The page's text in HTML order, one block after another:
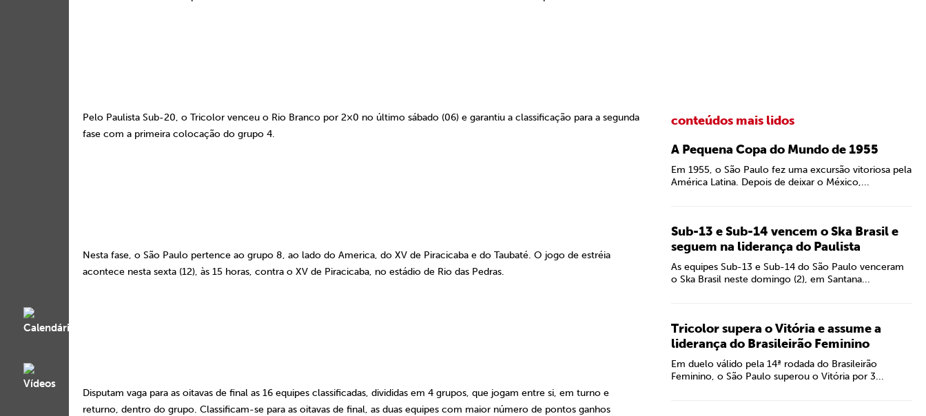
Pelo Paulista Sub-20, o Tricolor venceu o Rio Branco por 2×0 no último sábado (06) e garantiu a classificação para a segunda
fase com a primeira colocação do grupo 4.
Nesta fase, o São Paulo pertence ao grupo 8, ao lado do America, do XV de Piracicaba e do Taubaté. O jogo de estréia
acontece nesta sexta (12), às 15 horas, contra o XV de Piracicaba, no estádio de Rio das Pedras.
Disputam vaga para as oitavas de final as 16 equipes classificadas, divididas em 4 grupos, que jogam entre si, em turno e
returno, dentro do grupo. Classificam-se para as oitavas de final, as duas equipes com maior número de pontos ganhos
conteúdos mais lidos
A Pequena Copa do Mundo de 1955
Em 1955, o São Paulo fez uma excursão vitoriosa pela
América Latina. Depois de deixar o México,...
Sub-13 e Sub-14 vencem o Ska Brasil e
seguem na liderança do Paulista
As equipes Sub-13 e Sub-14 do São Paulo venceram
o Ska Brasil neste domingo (2), em Santana...
Tricolor supera o Vitória e assume a
liderança do Brasileirão Feminino
Em duelo válido pela 14ª rodada do Brasileirão
Feminino, o São Paulo superou o Vitória por 3...